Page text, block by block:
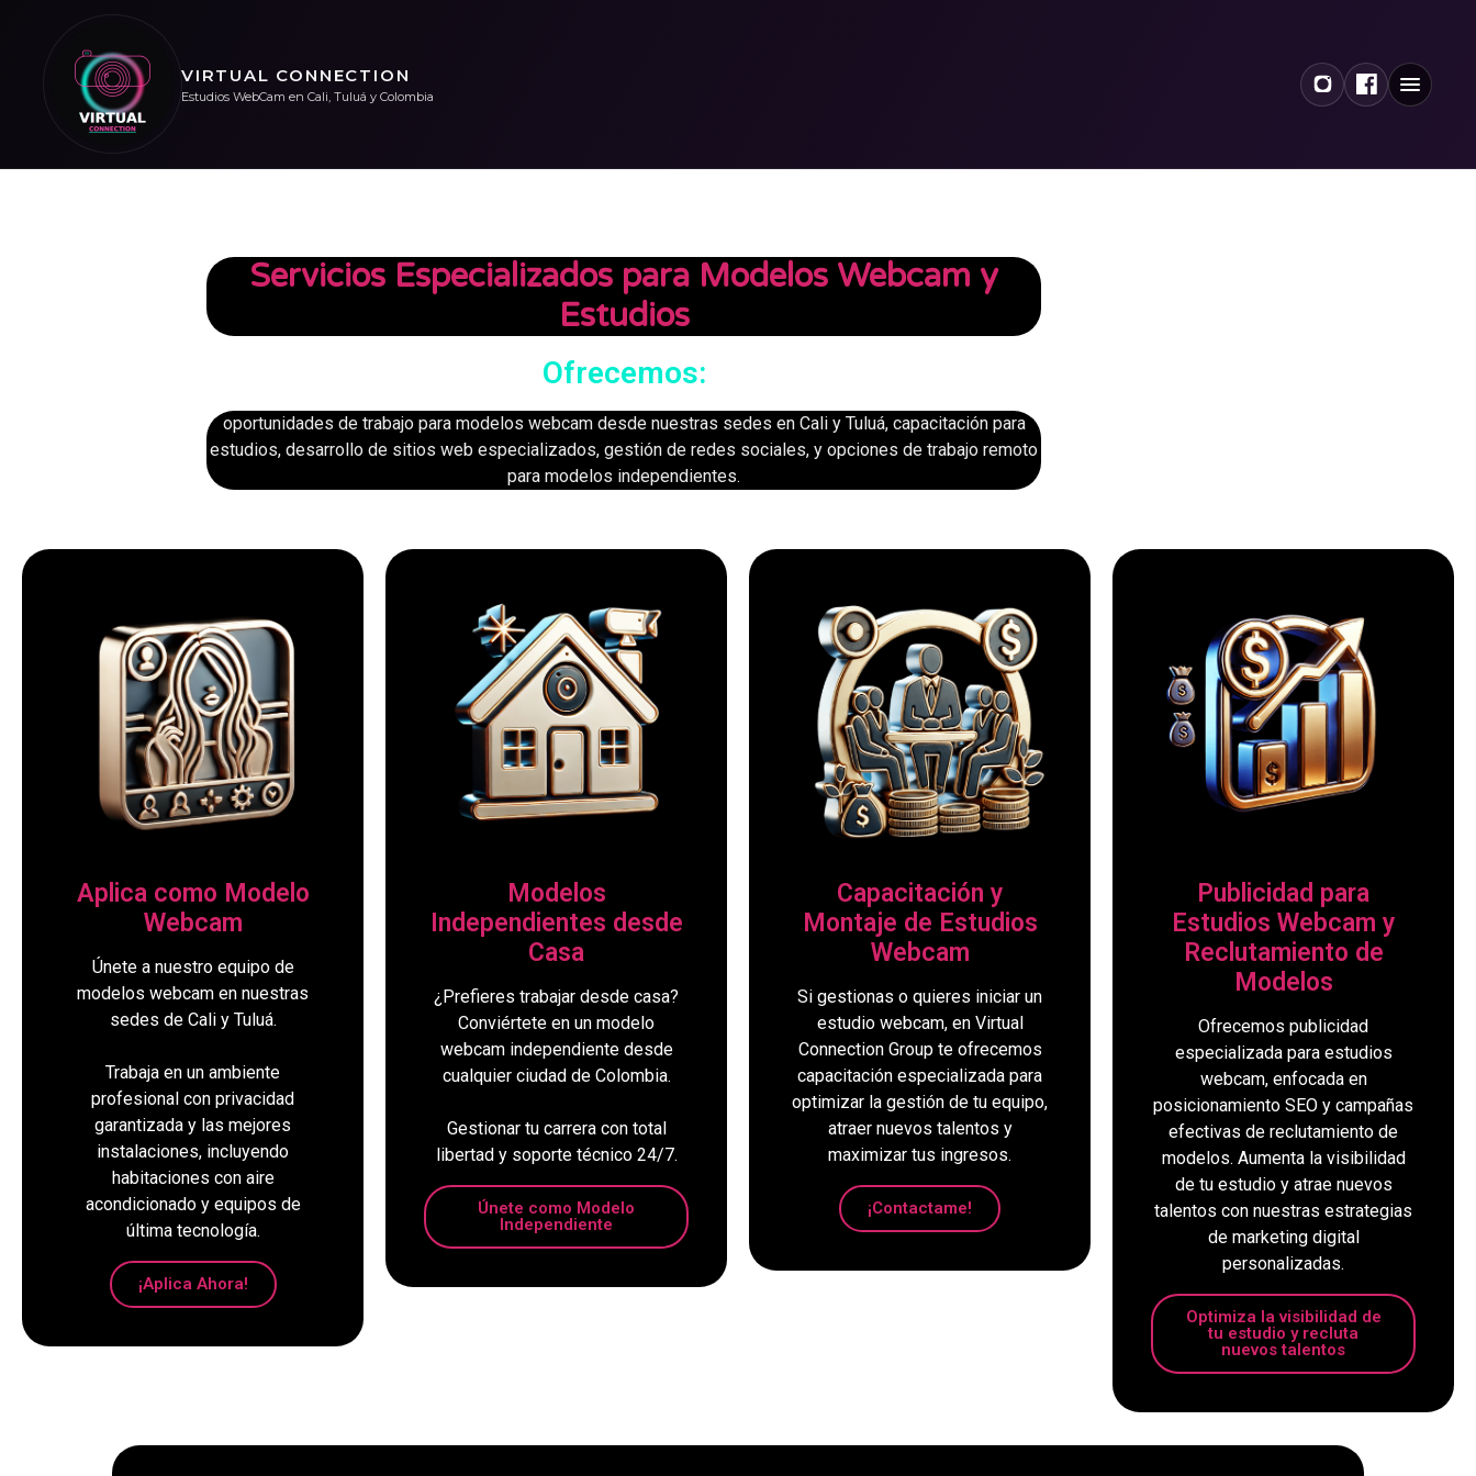
VIRTUAL CONNECTION
Estudios WebCam en Cali, Tuluá y Colombia
Servicios Especializados para Modelos Webcam y
Estudios
Ofrecemos:
oportunidades de trabajo para modelos webcam desde nuestras sedes en Cali y Tuluá, capacitación para
estudios, desarrollo de sitios web especializados, gestión de redes sociales, y opciones de trabajo remoto
para modelos independientes.
Aplica como Modelo
Webcam
Únete a nuestro equipo de
modelos webcam en nuestras
sedes de Cali y Tuluá.
Trabaja en un ambiente
profesional con privacidad
garantizada y las mejores
instalaciones, incluyendo
habitaciones con aire
acondicionado y equipos de
última tecnología.
¡Aplica Ahora!
Modelos
Independientes desde
Casa
¿Prefieres trabajar desde casa?
Conviértete en un modelo
webcam independiente desde
cualquier ciudad de Colombia.
Gestionar tu carrera con total
libertad y soporte técnico 24/7.
Únete como Modelo
Independiente
Capacitación y
Montaje de Estudios
Webcam
Si gestionas o quieres iniciar un
estudio webcam, en Virtual
Connection Group te ofrecemos
capacitación especializada para
optimizar la gestión de tu equipo,
atraer nuevos talentos y
maximizar tus ingresos.
¡Contactame!
Publicidad para
Estudios Webcam y
Reclutamiento de
Modelos
Ofrecemos publicidad
especializada para estudios
webcam, enfocada en
posicionamiento SEO y campañas
efectivas de reclutamiento de
modelos. Aumenta la visibilidad
de tu estudio y atrae nuevos
talentos con nuestras estrategias
de marketing digital
personalizadas.
Optimiza la visibilidad de
tu estudio y recluta
nuevos talentos